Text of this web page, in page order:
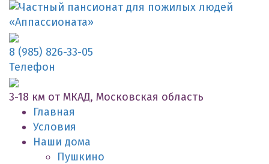
8 (985) 826-33-05
Телефон
3-18 км от МКАД, Московская область
Главная
Условия
Наши дома
Пушкино